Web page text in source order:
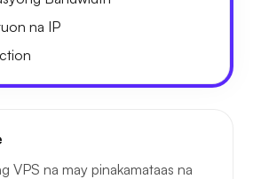
na IP
VPS na may pinakamataas na